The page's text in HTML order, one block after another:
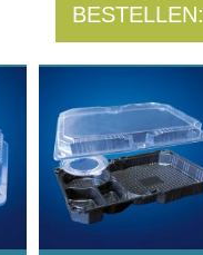
BESTELLEN: